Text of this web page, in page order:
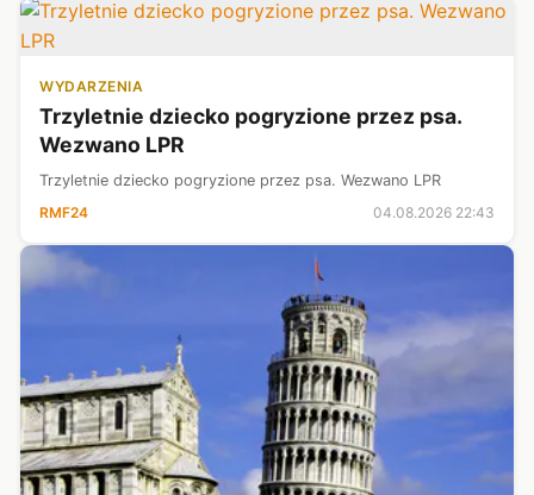
WYDARZENIA
Trzyletnie dziecko pogryzione przez psa.
Wezwano LPR
Trzyletnie dziecko pogryzione przez psa. Wezwano LPR
RMF24
04.08.2026 22:43